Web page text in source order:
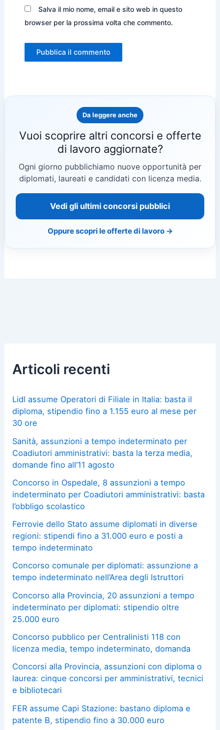
Salva il mio nome, email e sito web in questo
browser per la prossima volta che commento.
Da leggere anche
Vuoi scoprire altri concorsi e offerte
di lavoro aggiornate?
Ogni giorno pubblichiamo nuove opportunità per
diplomati, laureati e candidati con licenza media.
Vedi gli ultimi concorsi pubblici
Oppure scopri le offerte di lavoro →
Articoli recenti
Lidl assume Operatori di Filiale in Italia: basta il
diploma, stipendio fino a 1.155 euro al mese per
30 ore
Sanità, assunzioni a tempo indeterminato per
Coadiutori amministrativi: basta la terza media,
domande fino all’11 agosto
Concorso in Ospedale, 8 assunzioni a tempo
indeterminato per Coadiutori amministrativi: basta
l’obbligo scolastico
Ferrovie dello Stato assume diplomati in diverse
regioni: stipendi fino a 31.000 euro e posti a
tempo indeterminato
Concorso comunale per diplomati: assunzione a
tempo indeterminato nell’Area degli Istruttori
Concorso alla Provincia, 20 assunzioni a tempo
indeterminato per diplomati: stipendio oltre
25.000 euro
Concorso pubblico per Centralinisti 118 con
licenza media, tempo indeterminato, domanda
Concorsi alla Provincia, assunzioni con diploma o
laurea: cinque concorsi per amministrativi, tecnici
e bibliotecari
FER assume Capi Stazione: bastano diploma e
patente B, stipendio fino a 30.000 euro